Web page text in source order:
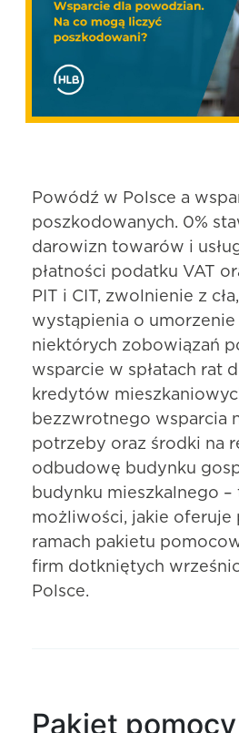
Powódź w Polsce a
poszkodowanych. 0%
darowizn towarów i
płatności podatku VAT
PIT i CIT, zwolnienie z
wystąpienia o
niektórych zobowiązań
wsparcie w spłatach rat
kredytów
bezzwrotnego wsparcia
potrzeby oraz środki na
odbudowę budynku
budynku mieszkalnego
możliwości, jakie oferuje
ramach pakietu
firm dotkniętych
Polsce.
Pakiet